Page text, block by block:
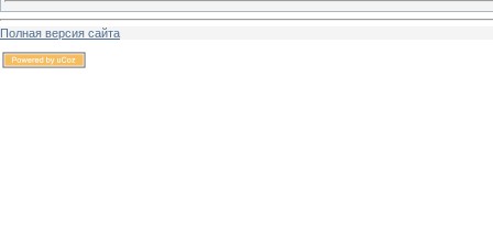
Полная версия сайта